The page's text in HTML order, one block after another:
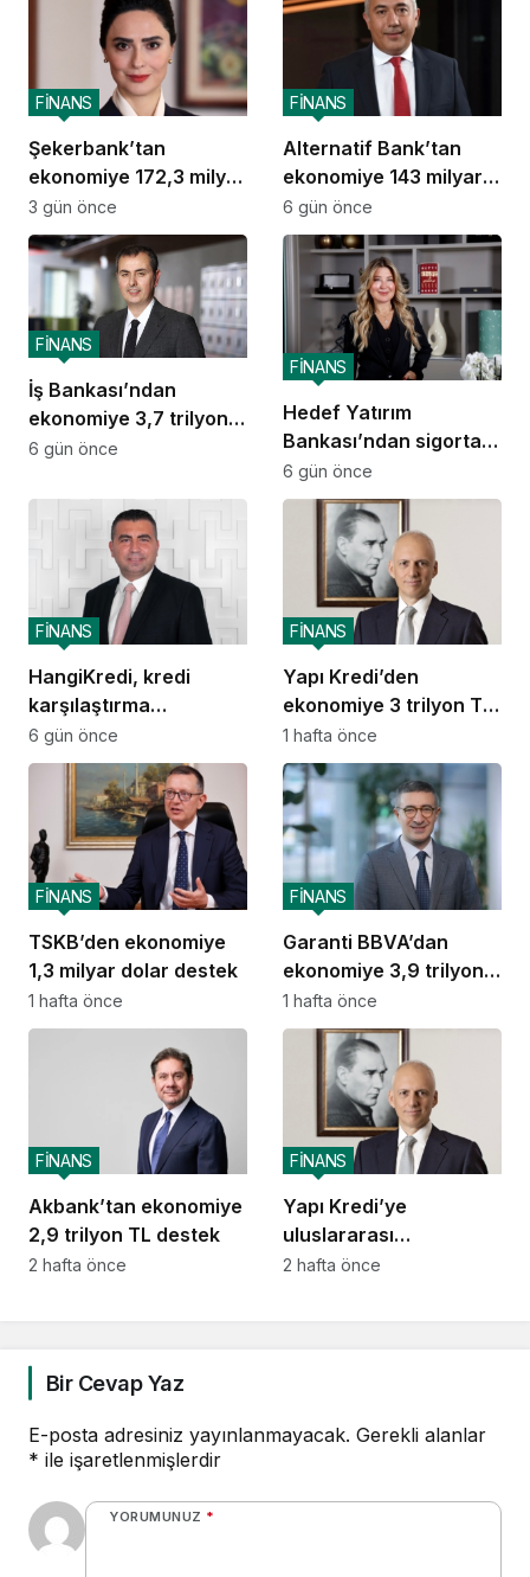
Şekerbank’tan
ekonomiye 172,3 milyar
TL destek
FİNANS
3 gün önce
Alternatif Bank’tan
ekonomiye 143 milyar
TL destek
FİNANS
6 gün önce
İş Bankası’ndan
ekonomiye 3,7 trilyon
TL destek
FİNANS
6 gün önce
Hedef Yatırım
Bankası’ndan sigorta
ve emeklilik alanında
stratejik iş birliği
FİNANS
6 gün önce
HangiKredi, kredi
karşılaştırma
deneyimini ChatGPT’ye
taşıdı
FİNANS
6 gün önce
Yapı Kredi’den
ekonomiye 3 trilyon TL
destek
FİNANS
1 hafta önce
TSKB’den ekonomiye
1,3 milyar dolar destek
FİNANS
1 hafta önce
Garanti BBVA’dan
ekonomiye 3,9 trilyon
TL destek
FİNANS
1 hafta önce
Akbank’tan ekonomiye
2,9 trilyon TL destek
FİNANS
2 hafta önce
Yapı Kredi’ye
uluslararası
piyasalardan 414
FİNANS
2 hafta önce
Bir Cevap Yaz
E-posta adresiniz yayınlanmayacak. Gerekli alanlar
* ile işaretlenmişlerdir
YORUMUNUZ *